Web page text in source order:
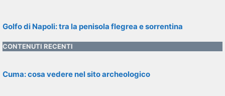
Golfo di Napoli: tra la penisola flegrea e sorrentina
CONTENUTI RECENTI
Cuma: cosa vedere nel sito archeologico